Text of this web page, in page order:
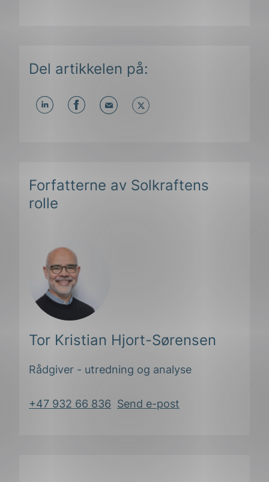
Del artikkelen på:
Forfatterne av Solkraftens
rolle
Tor Kristian Hjort-Sørensen
Rådgiver - utredning og analyse
+47 932 66 836 Send e-post